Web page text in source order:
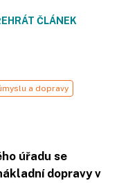
ČLÁNEK
a dopravy
úřadu se
dopravy v